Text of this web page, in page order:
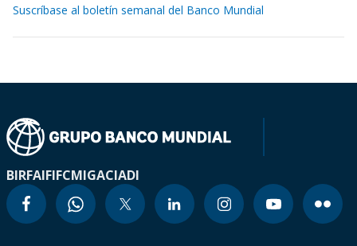
Suscríbase al boletín semanal del Banco Mundial
BIRFAIFIFCMIGACIADI